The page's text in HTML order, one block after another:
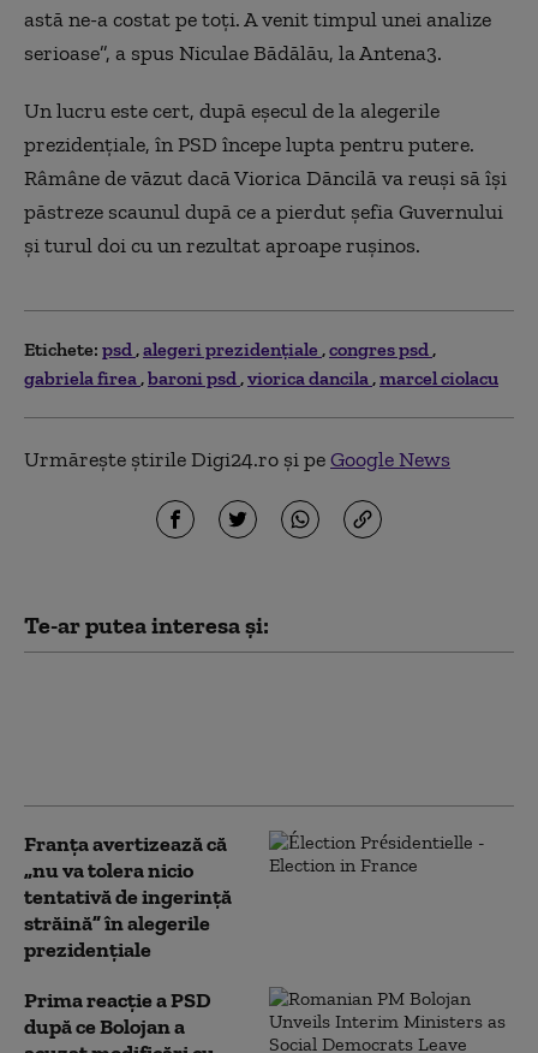
astă ne-a costat pe toți. A venit timpul unei analize
serioase”, a spus Niculae Bădălău, la Antena3.
Un lucru este cert, după eșecul de la alegerile
prezidențiale, în PSD începe lupta pentru putere.
Râmâne de văzut dacă Viorica Dăncilă va reuși să își
păstreze scaunul după ce a pierdut șefia Guvernului
și turul doi cu un rezultat aproape rușinos.
Etichete: psd alegeri prezidențiale congres psd
gabriela firea baroni psd viorica dancila marcel ciolacu
Urmărește știrile Digi24.ro și peGoogle News
Te-ar putea interesa și:
Franţa avertizează că
„nu va tolera nicio
tentativă de ingerinţă
străină” în alegerile
prezidenţiale
Prima reacție a PSD
după ce Bolojan a